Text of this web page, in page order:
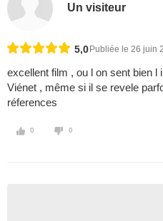
Un visiteur
5,0 Publiée le 26 juin
excellent film , ou l on sent bien l
Viénet , même si il se revele
réferences
0 0